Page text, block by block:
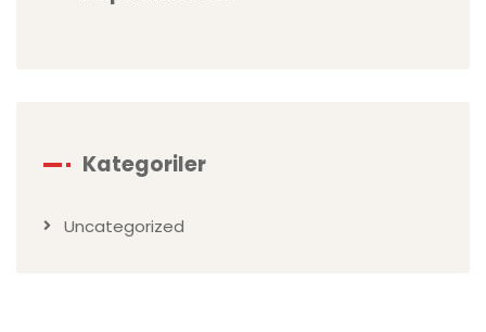
Kategoriler
Uncategorized